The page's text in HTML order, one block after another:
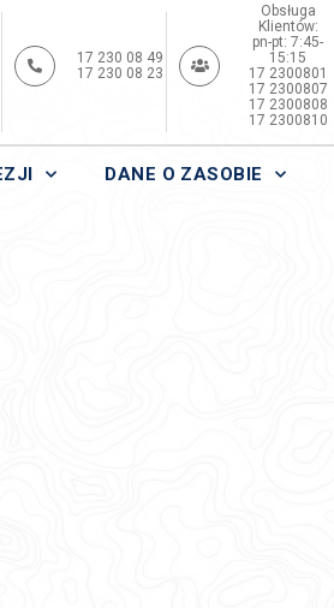
17 230 08 49
17 230 08 23
Obsługa
Klientów:
pn-pt: 7:45-
15:15
17 2300801
17 2300807
17 2300808
17 2300810
DANE O ZASOBIE